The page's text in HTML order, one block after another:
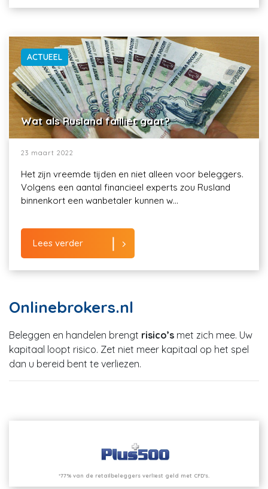
ACTUEEL
Wat als Rusland failliet gaat?
23 maart 2022
Het zijn vreemde tijden en niet alleen voor beleggers.
Volgens een aantal financieel experts zou Rusland
binnenkort een wanbetaler kunnen w...
Lees verder
Onlinebrokers.nl
Beleggen en handelen brengt risico’s met zich mee. Uw
kapitaal loopt risico. Zet niet meer kapitaal op het spel
dan u bereid bent te verliezen.
*77% van de retailbeleggers verliest geld met CFD’s.